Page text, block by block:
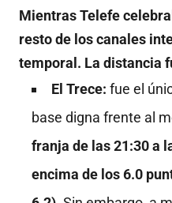
Mientras Telefe
resto de los canales
temporal. La distancia
El Trece: fue el
base digna frente al
franja de las 21:30 a
encima de los 6.0